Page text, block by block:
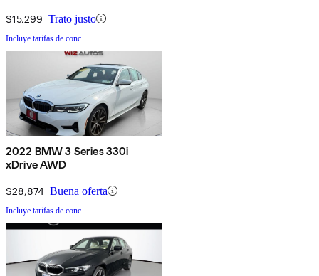
$15,299 Trato justo
Incluye tarifas de conc.
2022 BMW 3 Series 330i
xDrive AWD
$28,874 Buena oferta
Incluye tarifas de conc.